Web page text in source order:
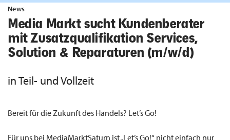
News
Media Markt sucht Kundenberater
mit Zusatzqualifikation Services,
Solution & Reparaturen (m/w/d)
in Teil- und Vollzeit
Bereit für die Zukunft des Handels? Let’s Go!
Für uns bei MediaMarktSaturn ist „Let’s Go!“ nicht einfach nur